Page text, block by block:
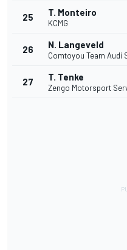
25 T. Monteiro
KCMG
26 N. Langeveld
Comtoyou Team Audi
27 T. Tenke
Zengo Motorsport